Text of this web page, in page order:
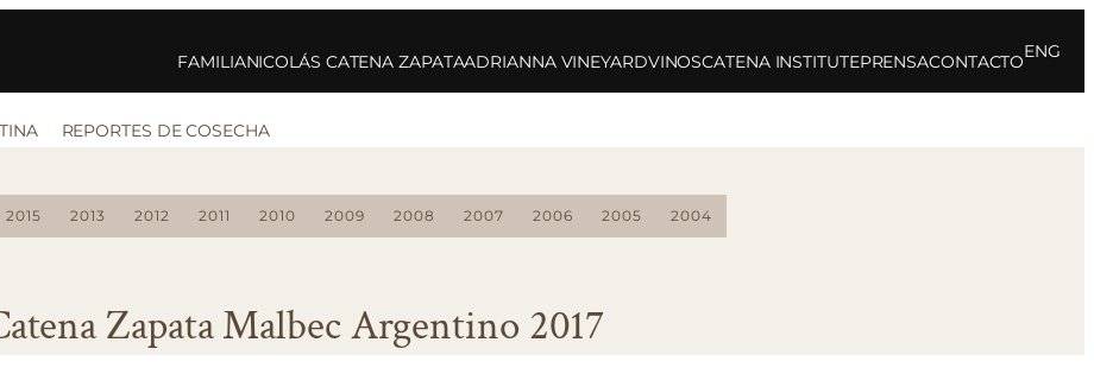
FAMILIANICOLÁS CATENA ZAPATAADRIANNA VINEYARDVINOSCATENA INSTITUTEPRENSACONTACTO
ENG
REPORTES DE COSECHA
2015 2013 2012 2011 2010 2009 2008 2007 2006 2005 2004
Zapata Malbec Argentino 2017